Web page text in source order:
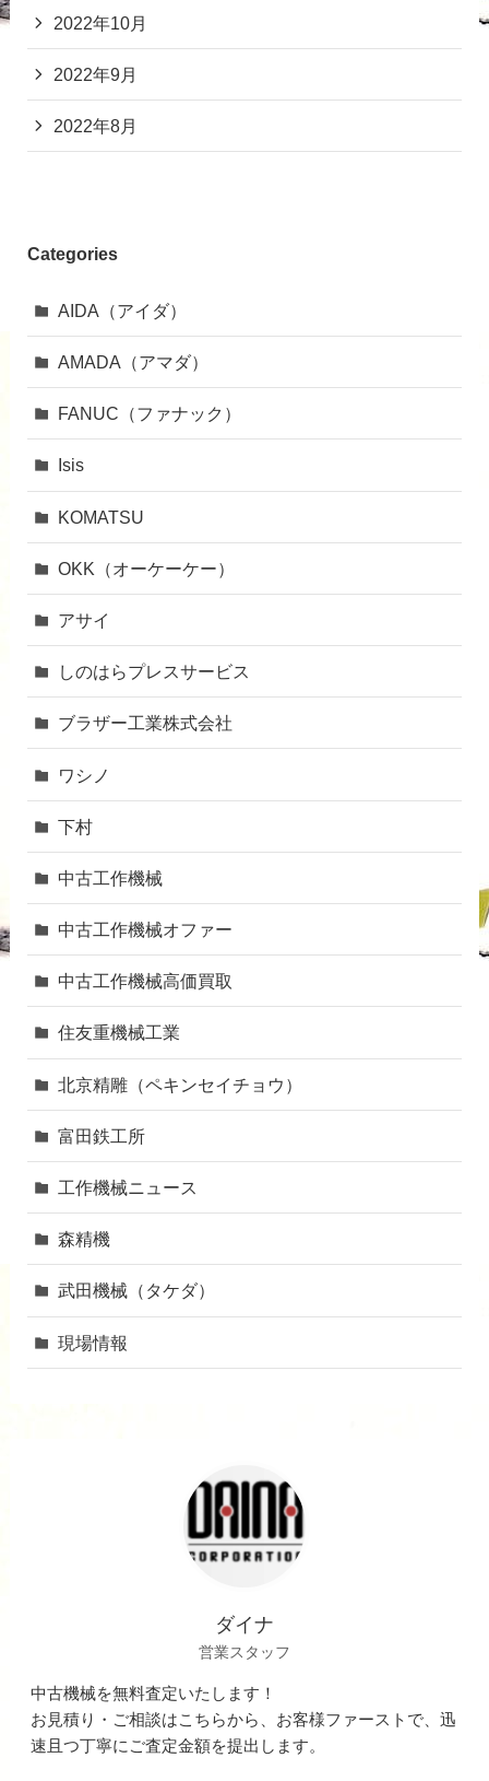
2022年10月
2022年9月
2022年8月
Categories
AIDA（アイダ）
AMADA（アマダ）
FANUC（ファナック）
Isis
KOMATSU
OKK（オーケーケー）
アサイ
しのはらプレスサービス
ブラザー工業株式会社
ワシノ
下村
中古工作機械
中古工作機械オファー
中古工作機械高価買取
住友重機械工業
北京精雕（ペキンセイチョウ）
富田鉄工所
工作機械ニュース
森精機
武田機械（タケダ）
現場情報
ダイナ
営業スタッフ
中古機械を無料査定いたします！
お見積り・ご相談はこちらから、お客様ファーストで、迅
速且つ丁寧にご査定金額を提出します。